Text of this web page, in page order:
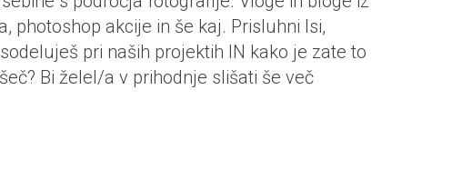
photoshop akcije in še kaj. Prisluhni Isi,
pri naših projektih IN kako je zate to
Bi želel/a v prihodnje slišati še več